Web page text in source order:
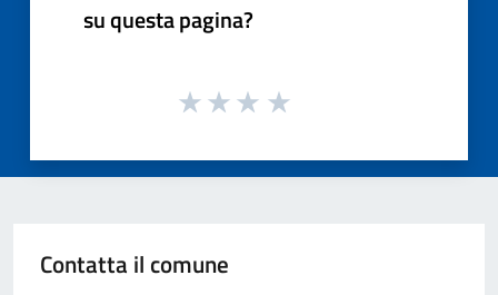
su questa pagina?
Contatta il comune